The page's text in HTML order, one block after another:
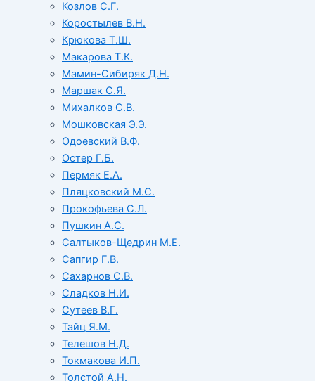
Козлов С.Г.
Коростылев В.Н.
Крюкова Т.Ш.
Макарова Т.К.
Мамин-Сибиряк Д.Н.
Маршак С.Я.
Михалков С.В.
Мошковская Э.Э.
Одоевский В.Ф.
Остер Г.Б.
Пермяк Е.А.
Пляцковский М.С.
Прокофьева С.Л.
Пушкин А.С.
Салтыков-Щедрин М.Е.
Сапгир Г.В.
Сахарнов С.В.
Сладков Н.И.
Сутеев В.Г.
Тайц Я.М.
Телешов Н.Д.
Токмакова И.П.
Толстой А.Н.